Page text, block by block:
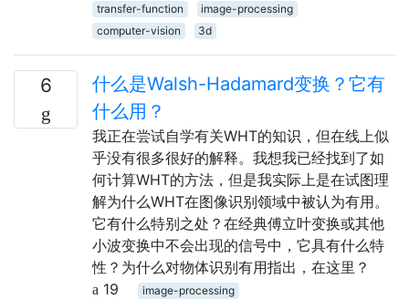
transfer-function
image-processing
computer-vision
3d
6
什么是Walsh-Hadamard变换？它有
什么用？
我正在尝试自学有关WHT的知识，但在线上似
乎没有很多很好的解释。我想我已经找到了如
何计算WHT的方法，但是我实际上是在试图理
解为什么WHT在图像识别领域中被认为有用。
它有什么特别之处？在经典傅立叶变换或其他
小波变换中不会出现的信号中，它具有什么特
性？为什么对物体识别有用指出，在这里？
19
image-processing